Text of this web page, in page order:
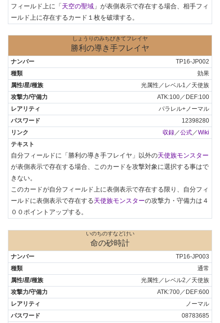
フィールド上に「 天空の聖域 」が表側表示で存在する場合、相手フィ
ールド上に存在するカード１枚を破壊する。
しょうりのみちびきてフレイヤ
勝利の導き手フレイヤ
TP16-JP002
効果
光属性／レベル1／天使族
ATK:100／DEF:100
パラレル+ノーマル
12398280
収録／公式／Wiki
自分フィールドに「勝利の導き手フレイヤ」以外の天使族モンスター
が表側表示で存在する場合、このカードを攻撃対象に選択する事はで
きない。
このカードが自分フィールド上に表側表示で存在する限り、自分フィ
ールドに表側表示で存在する天使族モンスターの攻撃力・守備力は４
００ポイントアップする。
いのちのすなどけい
命の砂時計
TP16-JP003
通常
光属性／レベル2／天使族
ATK:700／DEF:600
ノーマル
08783685